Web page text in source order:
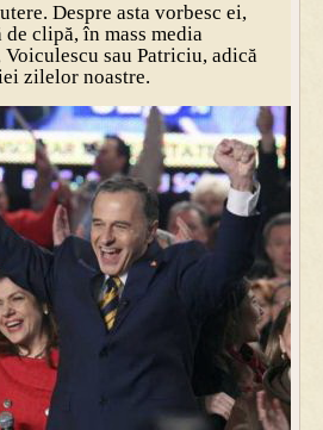
Despre asta vorbesc ei,
clipă, în mass media
sau Patriciu, adică
zilelor noastre.